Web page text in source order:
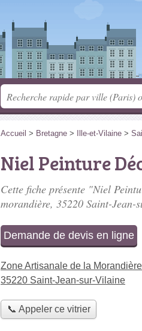
Accueil > Bretagne > Ille-et-Vilaine >
Niel Peinture
Cette fiche présente "Niel
morandière, 35220 Saint-Jean-
Demande de devis en ligne
Zone Artisanale de la Morandière
35220 Saint-Jean-sur-Vilaine
📞 Appeler ce vitrier